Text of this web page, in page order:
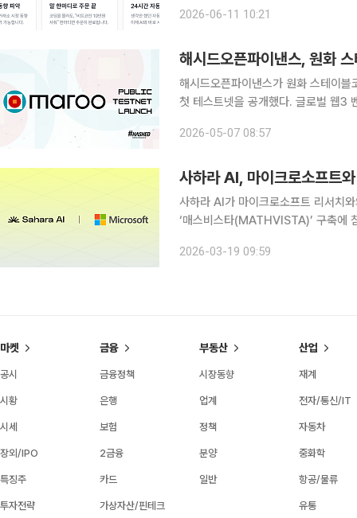
밝혔다. AI 트레이드 킷은 이용자가
2026-06-11 10:21
해시드오픈파이낸스, 원화
해시드오픈파이낸스가 원화 스테이
첫 테스트넷을 공개했다. 글로벌 웹3 벤처캐피털 해시드 산하 해시드오픈파이낸스는 한국 원화
화 기반 디지털 금융 인프라 구축을
2026-05-07 08:57
사하라 AI, 마이크로소프트
사하라 AI가 마이크로소프트 리서치
‘매스비스타(MATHVISTA)’ 구축에 참여했다고 18일 밝
매스비스타의 데이터 구축 과정에서
2026-03-19 09:59
마켓
공시
시황
시세
장외/IPO
특징주
투자전략
금융
금융정책
은행
보험
2금융
카드
가상자산/핀테크
부동산
시장동향
업계
정책
분양
일반
산업
재계
전자/통신/IT
자동차
중화학
항공/물류
유통